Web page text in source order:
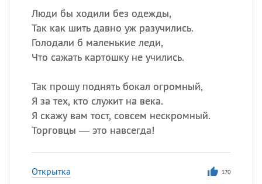
Люди бы ходили без одежды,
Так как шить давно уж разучились.
Голодали б маленькие леди,
Что сажать картошку не учились.
Так прошу поднять бокал огромный,
Я за тех, кто служит на века.
Я скажу вам тост, совсем нескромный.
Торговцы — это навсегда!
Открытка 170